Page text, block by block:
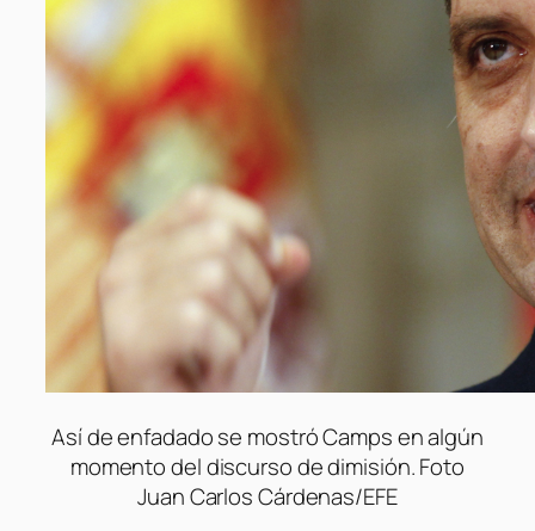
Así de enfadado se mostró Camps en algún
momento del discurso de dimisión. Foto
Juan Carlos Cárdenas/EFE